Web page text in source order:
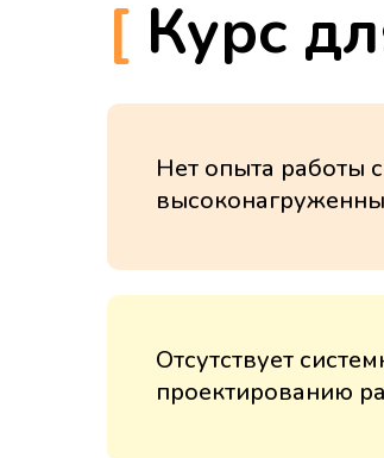
Нет опыта работы с
Отсутствует
проектированию
[ Курс